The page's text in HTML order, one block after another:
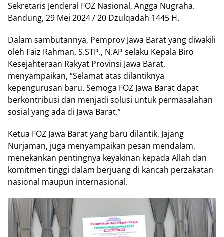
Sekretaris Jenderal FOZ Nasional, Angga Nugraha.
Bandung, 29 Mei 2024 / 20 Dzulqadah 1445 H.
Dalam sambutannya, Pemprov Jawa Barat yang diwakili
oleh Faiz Rahman, S.STP., N.AP selaku Kepala Biro
Kesejahteraan Rakyat Provinsi Jawa Barat,
menyampaikan, “Selamat atas dilantiknya
kepengurusan baru. Semoga FOZ Jawa Barat dapat
berkontribusi dan menjadi solusi untuk permasalahan
sosial yang ada di Jawa Barat.”
Ketua FOZ Jawa Barat yang baru dilantik, Jajang
Nurjaman, juga menyampaikan pesan mendalam,
menekankan pentingnya keyakinan kepada Allah dan
komitmen tinggi dalam berjuang di kancah perzakatan
nasional maupun internasional.